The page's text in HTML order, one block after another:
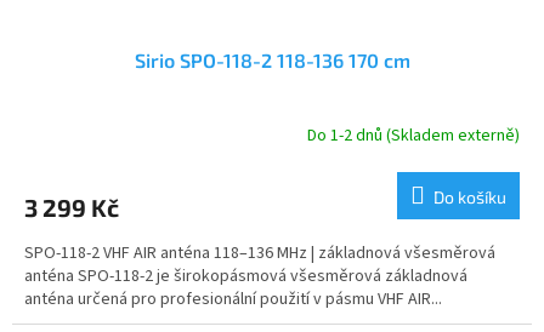
Sirio SPO-118-2 118-136 170 cm
Do 1-2 dnů (Skladem externě)
3 299 Kč Do košíku
SPO-118-2 VHF AIR anténa 118–136 MHz | základnová všesměrová
anténa SPO-118-2 je širokopásmová všesměrová základnová
anténa určená pro profesionální použití v pásmu VHF AIR...